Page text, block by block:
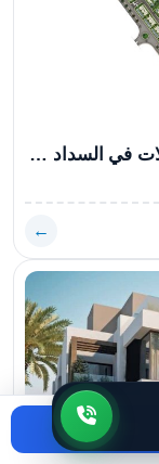
توين هاوس في ذا كراون 6 أكتوبر بتسهيلات في السداد بمساحة 220متراً
←
استفسر